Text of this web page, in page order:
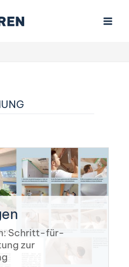
Schritt-für-
zur